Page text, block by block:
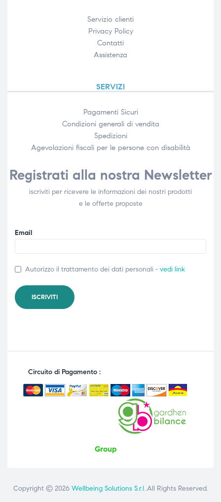
Servizio clienti
Privacy Policy
Contatti
Assistenza
SERVIZI
Pagamenti Sicuri
Condizioni generali di vendita
Spedizioni
Agevolazioni fiscali per le persone con disabilità​
Registrati alla nostra Newsletter
iscriviti per ricevere le informazioni dei nostri prodotti
e le offerte proposte
Email
Autorizzo il trattamento dei dati personali - vedi link
Circuito di Pagamento :
Group
Copyright © 2026 Wellbeing Solutions S.r.l..All Rights Reserved.